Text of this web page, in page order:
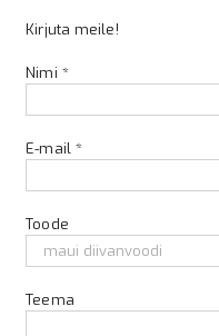
Kirjuta meile!
Nimi *
E-mail *
Toode
Teema